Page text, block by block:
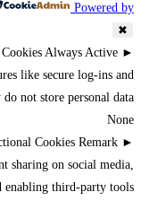
Powered by
✖
►
Always Active
like secure log-ins and
not store personal data.
None
►
Cookies Remark
sharing on social media,
enabling third-party tools.